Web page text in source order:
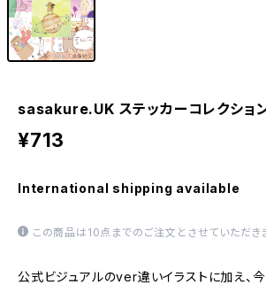
sasakure.UK ステッカーコレクショ
¥713
International shipping available
この商品は10点までのご注文とさせていただき
公式ビジュアルのver違いイラストに加え、